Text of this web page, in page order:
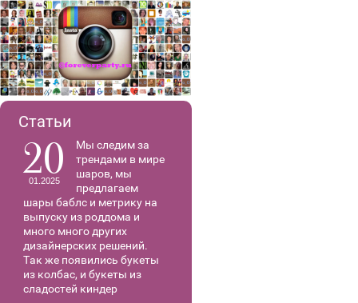
Статьи
20
01.2025
Мы следим за
трендами в мире
шаров, мы
предлагаем
шары баблс и метрику на
выпуску из роддома и
много много других
дизайнерских решений.
Так же появились букеты
из колбас, и букеты из
сладостей киндер